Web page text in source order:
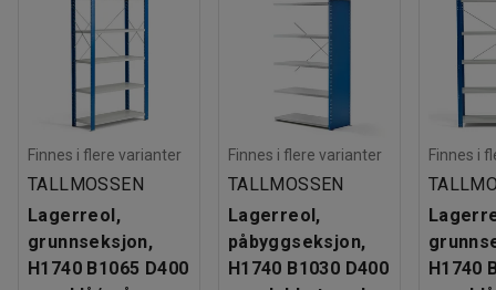
Finnes i flere varianter
TALLMOSSEN
Lagerreol,
grunnseksjon,
H1740 B1065 D400
Finnes i flere varianter
TALLMOSSEN
Lagerreol,
påbyggseksjon,
H1740 B1030 D400
Finnes i
H1740